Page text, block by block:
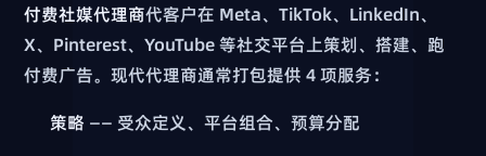
付费社媒代理商代客户在 Meta、TikTok、LinkedIn、
X、Pinterest、YouTube 等社交平台上策划、搭建、跑
付费广告。现代代理商通常打包提供 4 项服务：
策略 —— 受众定义、平台组合、预算分配